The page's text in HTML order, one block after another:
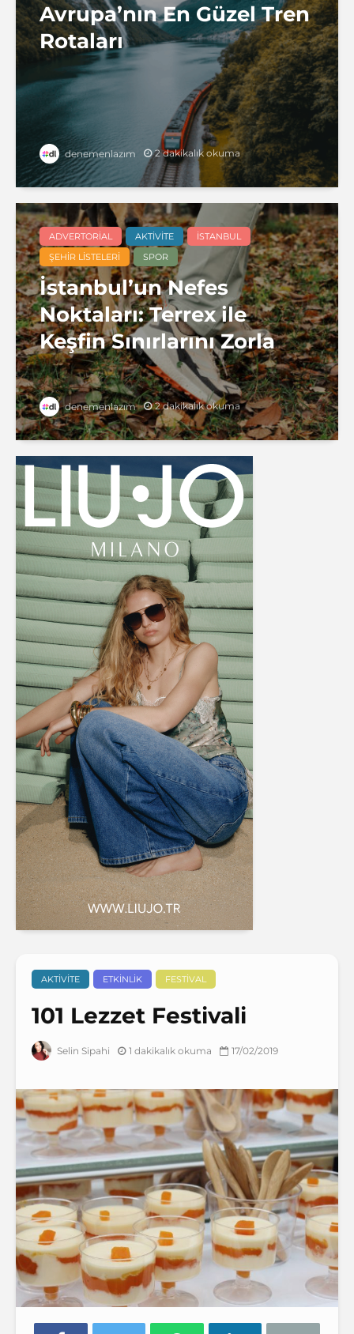
Avrupa’nın En Güzel Tren
Rotaları
denemenlazım 2 dakikalık okuma
ADVERTORIAL AKTIVITE
İSTANBUL
ŞEHIR LISTELERI
SPOR
İstanbul’un Nefes
Noktaları: Terrex ile
Keşfin Sınırlarını Zorla
denemenlazım 2 dakikalık okuma
AKTIVITE ETKINLIK FESTIVAL
101 Lezzet Festivali
Selin Sipahi 1 dakikalık okuma 17/02/2019